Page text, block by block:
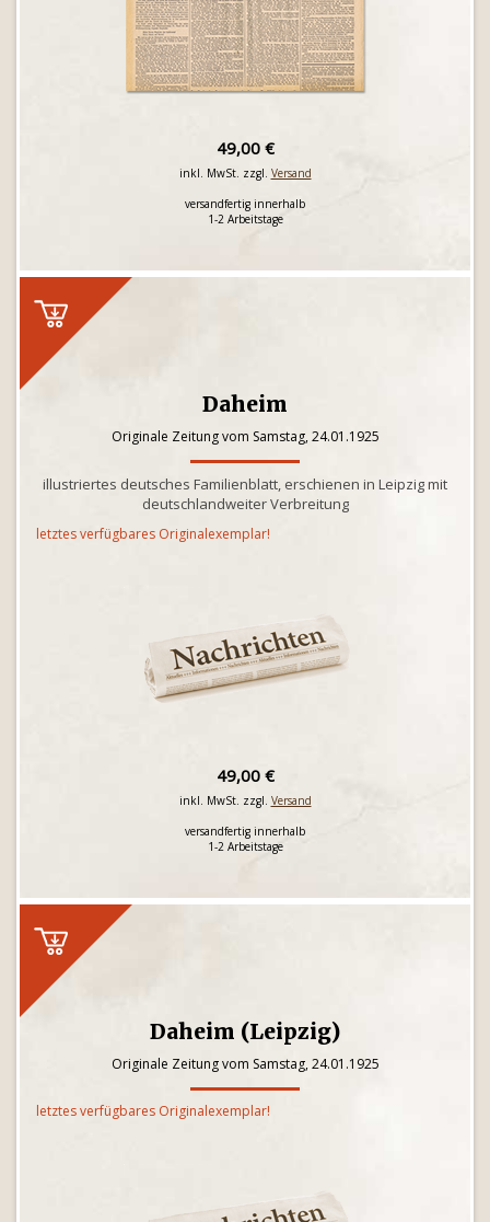
49,00 €
inkl. MwSt. zzgl. Versand
versandfertig innerhalb
1-2 Arbeitstage
Daheim
Originale Zeitung vom Samstag, 24.01.1925
illustriertes deutsches Familienblatt, erschienen in Leipzig mit
deutschlandweiter Verbreitung
letztes verfügbares Originalexemplar!
49,00 €
inkl. MwSt. zzgl. Versand
versandfertig innerhalb
1-2 Arbeitstage
Daheim (Leipzig)
Originale Zeitung vom Samstag, 24.01.1925
letztes verfügbares Originalexemplar!